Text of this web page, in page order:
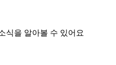
식을 알아볼 수 있어요